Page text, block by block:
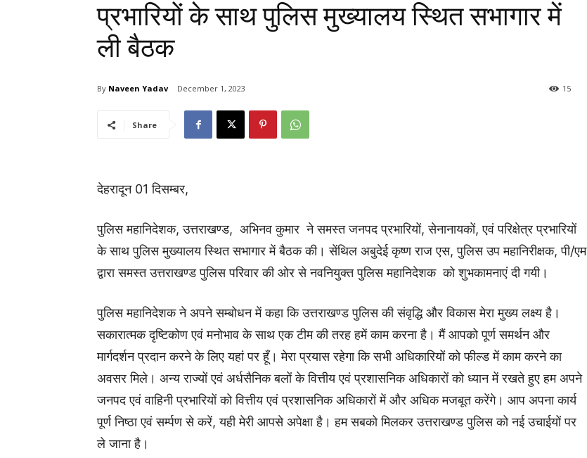
प्रभारियों के साथ पुलिस मुख्यालय स्थित सभागार में
ली बैठक
By Naveen Yadav December 1, 2023 15
Share
देहरादून 01 दिसम्बर,
पुलिस महानिदेशक, उत्तराखण्ड, अभिनव कुमार ने समस्त जनपद प्रभारियों, सेनानायकों, एवं परिक्षेत्र प्रभारियों
के साथ पुलिस मुख्यालय स्थित सभागार में बैठक की। सेंथिल अबुदेई कृष्ण राज एस, पुलिस उप महानिरीक्षक, पी/एम
द्वारा समस्त उत्तराखण्ड पुलिस परिवार की ओर से नवनियुक्त पुलिस महानिदेशक को शुभकामनाएं दी गयी।
पुलिस महानिदेशक ने अपने सम्बोधन में कहा कि उत्तराखण्ड पुलिस की संवृद्धि और विकास मेरा मुख्य लक्ष्य है।
सकारात्मक दृष्टिकोण एवं मनोभाव के साथ एक टीम की तरह हमें काम करना है। मैं आपको पूर्ण समर्थन और
मार्गदर्शन प्रदान करने के लिए यहां पर हूँ। मेरा प्रयास रहेगा कि सभी अधिकारियों को फील्ड में काम करने का
अवसर मिले। अन्य राज्यों एवं अर्धसैनिक बलों के वित्तीय एवं प्रशासनिक अधिकारों को ध्यान में रखते हुए हम अपने
जनपद एवं वाहिनी प्रभारियों को वित्तीय एवं प्रशासनिक अधिकारों में और अधिक मजबूत करेंगे। आप अपना कार्य
पूर्ण निष्ठा एवं सर्म्पण से करें, यही मेरी आपसे अपेक्षा है। हम सबको मिलकर उत्तराखण्ड पुलिस को नई उचाईयों पर
ले जाना है।